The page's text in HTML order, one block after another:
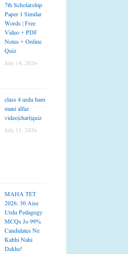
7th Scholarship
Paper 1 Similar
Words | Free
Video + PDF
Notes + Online
Quiz
July 14, 2026
class 4 urdu ham
mani alfaz
video|chart|quiz
July 13, 2026
MAHA TET
2026: 30 Aise
Urdu Pedagogy
MCQs Jo 99%
Candidates Ne
Kabhi Nahi
Dekhe!